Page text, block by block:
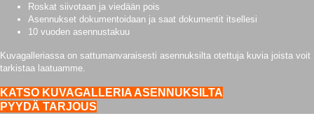
Roskat siivotaan ja viedään pois
Asennukset dokumentoidaan ja saat dokumentit itsellesi
10 vuoden asennustakuu
Kuvagalleriassa on sattumanvaraisesti asennuksilta otettuja kuvia joista voit
tarkistaa laatuamme.
KATSO KUVAGALLERIA ASENNUKSILTA
PYYDÄ TARJOUS